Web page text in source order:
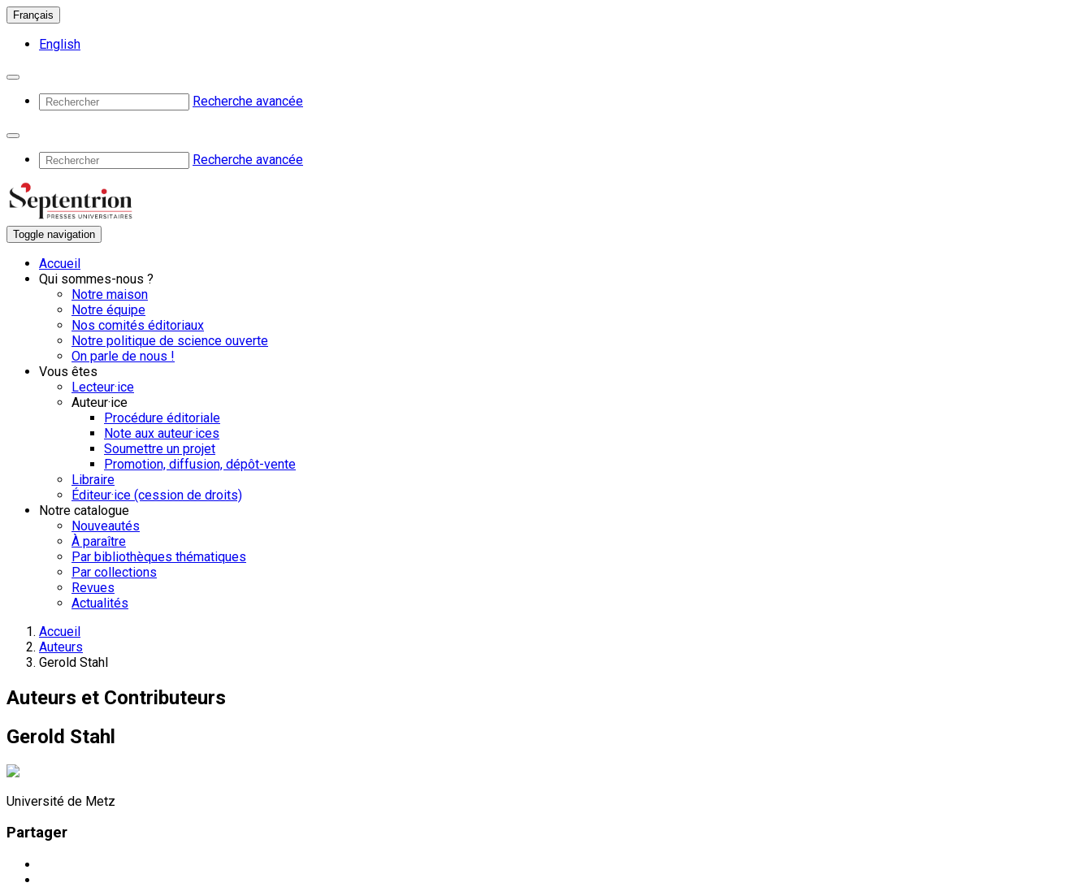
Français
English
Recherche avancée
Recherche avancée
Toggle navigation
Accueil
Qui sommes-nous ?
Notre maison
Notre équipe
Nos comités éditoriaux
Notre politique de science ouverte
On parle de nous !
Vous êtes
Lecteur·ice
Auteur·ice
Procédure éditoriale
Note aux auteur·ices
Soumettre un projet
Promotion, diffusion, dépôt-vente
Libraire
Éditeur·ice (cession de droits)
Notre catalogue
Nouveautés
À paraître
Par bibliothèques thématiques
Par collections
Revues
Actualités
Accueil
Auteurs
Gerold Stahl
Auteurs et Contributeurs
Gerold Stahl
Université de Metz
Partager